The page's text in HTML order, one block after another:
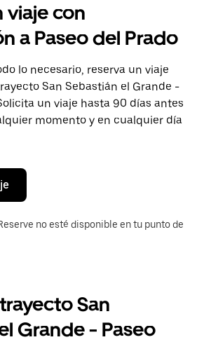
viaje con
a Paseo del Prado
lo necesario, reserva un viaje
San Sebastián el Grande -
un viaje hasta 90 días antes
momento y en cualquier día
no esté disponible en tu punto de
San
Grande - Paseo